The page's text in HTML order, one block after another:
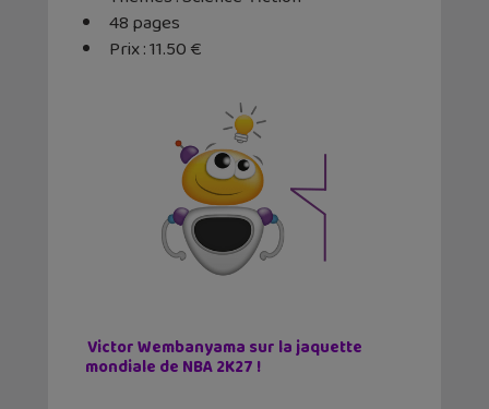
48 pages
Prix : 11.50 €
Victor Wembanyama sur la jaquette
mondiale de NBA 2K27 !